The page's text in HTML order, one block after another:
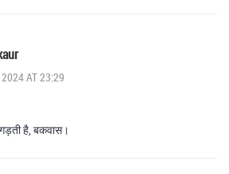
AT 23:29
है, बकवास।